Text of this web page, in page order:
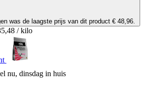
was de laagste prijs van dit product € 48,96.
/ kilo
nu, dinsdag in huis